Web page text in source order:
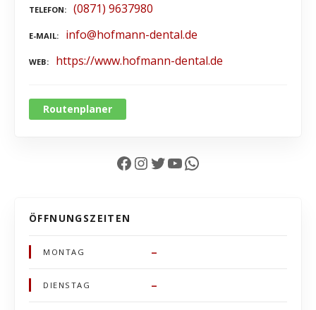
TELEFON (0871) 9637980
E-MAIL info@hofmann-dental.de
WEB https://www.hofmann-dental.de
Routenplaner
Facebook InstagramTwitter YouTube WhatsApp
ÖFFNUNGSZEITEN
MONTAG –
DIENSTAG –